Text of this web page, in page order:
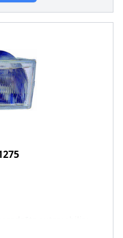
automobilis